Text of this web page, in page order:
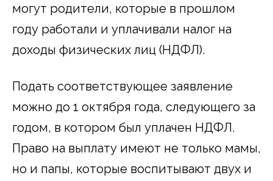
могут родители, которые в прошлом
году работали и уплачивали налог на
доходы физических лиц (НДФЛ).
Подать соответствующее заявление
можно до 1 октября года, следующего за
годом, в котором был уплачен НДФЛ.
Право на выплату имеют не только мамы,
но и папы, которые воспитывают двух и